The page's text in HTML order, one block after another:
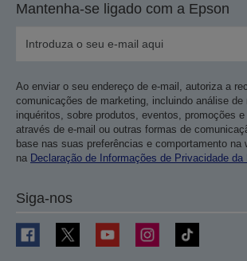
Mantenha-se ligado com a Epson
Ao enviar o seu endereço de e-mail, autoriza a
comunicações de marketing, incluindo análise de
inquéritos, sobre produtos, eventos, promoções
através de e-mail ou outras formas de
base nas suas preferências e comportamento na
na Declaração de Informações de Privacidade da
Siga-nos